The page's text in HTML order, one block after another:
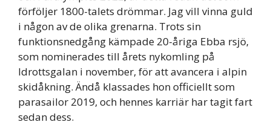
förföljer 1800-talets drömmar. Jag vill vinna guld
i någon av de olika grenarna. Trots sin
funktionsnedgång kämpade 20-åriga Ebba rsjö,
som nominerades till årets nykomling på
Idrottsgalan i november, för att avancera i alpin
skidåkning. Ändå klassades hon officiellt som
parasailor 2019, och hennes karriär har tagit fart
sedan dess.